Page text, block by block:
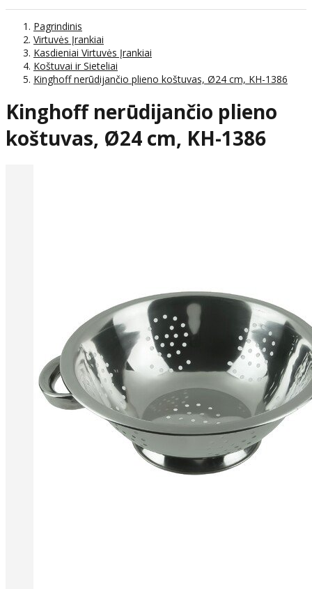
Pagrindinis
Virtuvės Įrankiai
Kasdieniai Virtuvės Įrankiai
Koštuvai ir Sieteliai
Kinghoff nerūdijančio plieno koštuvas, Ø24 cm, KH-1386
Kinghoff nerūdijančio plieno
koštuvas, Ø24 cm, KH-1386